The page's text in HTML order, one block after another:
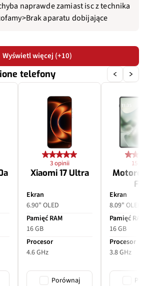
naprawde zamiast isc z technika
aparatu dobijające
Wyświetl więcej (+10)
telefony
3 opinii
Xiaomi 17 Ultra
Ekran
6.90" OLED
Pamięć RAM
16 GB
Procesor
4.6 GHz
Porównaj
15
Motorola
Ekran
8.09" OLED
Pamięć RAM
16 GB
Procesor
3.8 GHz